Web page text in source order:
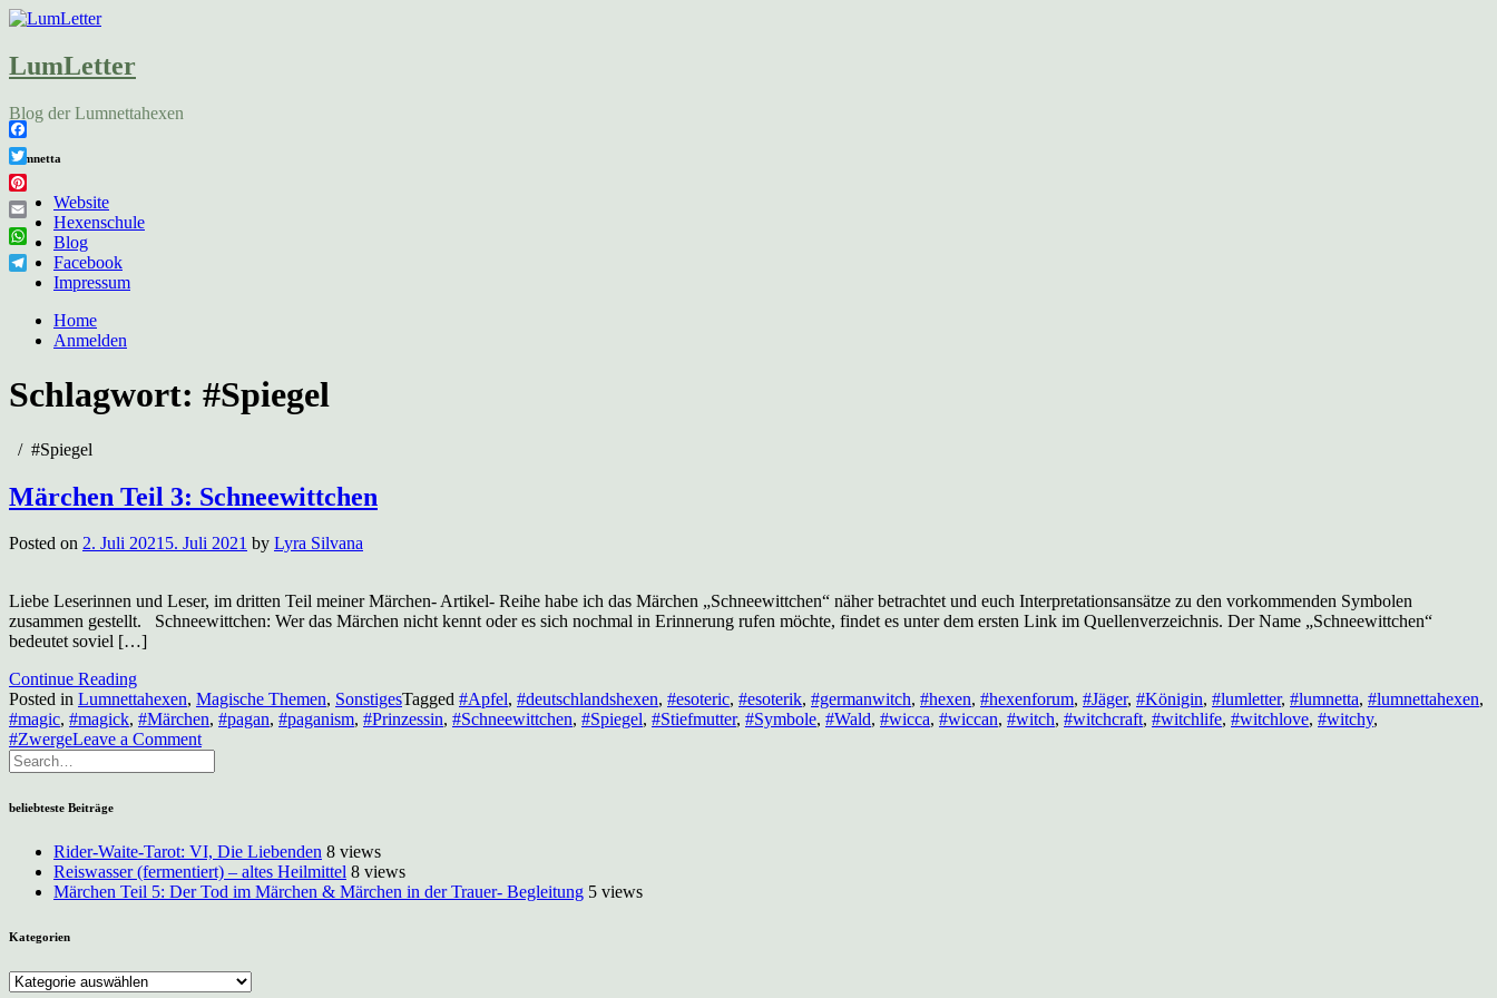
LumLetter
Blog der Lumnettahexen
Lumnetta
Website
Hexenschule
Blog
Facebook
Impressum
Home
Anmelden
Schlagwort: #Spiegel
#Spiegel
Märchen Teil 3: Schneewittchen
Posted on 2. Juli 20215. Juli 2021 by Lyra Silvana
Liebe Leserinnen und Leser, im dritten Teil meiner Märchen- Artikel- Reihe habe ich das Märchen „Schneewittchen“ näher betrachtet und euch Interpretationsansätze zu den vorkommenden Symbolen
zusammen gestellt. Schneewittchen: Wer das Märchen nicht kennt oder es sich nochmal in Erinnerung rufen möchte, findet es unter dem ersten Link im Quellenverzeichnis. Der Name „Schneewittchen“
bedeutet soviel […]
Continue Reading
Posted in Lumnettahexen, Magische Themen, SonstigesTagged #Apfel, #deutschlandshexen, #esoteric, #esoterik, #germanwitch, #hexen, #hexenforum, #Jäger, #Königin, #lumletter, #lumnetta, #lumnettahexen,
#magic, #magick, #Märchen, #pagan, #paganism, #Prinzessin, #Schneewittchen, #Spiegel, #Stiefmutter, #Symbole, #Wald, #wicca, #wiccan, #witch, #witchcraft, #witchlife, #witchlove, #witchy,
#ZwergeLeave a Commenton
Teil
beliebteste Beiträge
Rider-Waite-Tarot: VI, Die Liebenden 8 views
Reiswasser (fermentiert) – altes Heilmittel 8 views
Märchen Teil 5: Der Tod im Märchen & Märchen in der Trauer- Begleitung 5 views
Kategorien
Kategorien
Facebook
Twitter
Pinterest
Email
WhatsApp
Telegram